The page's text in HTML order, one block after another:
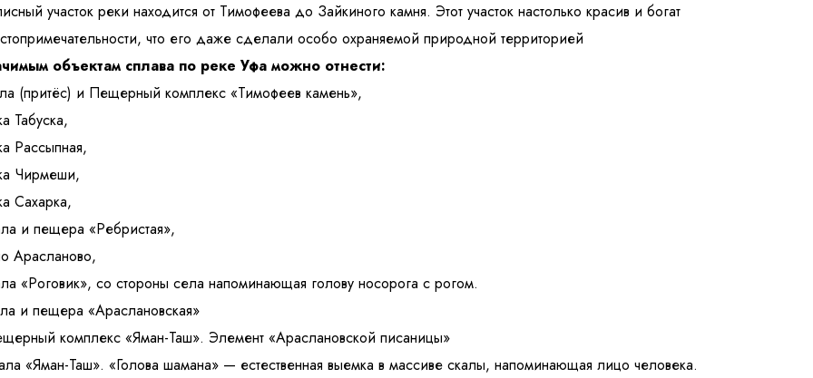
участок реки находится от Тимофеева до Зайкиного камня. Этот участок настолько красив и богат
что его даже сделали особо охраняемой природной территорией
объектам сплава по реке Уфа можно отнести:
(притёс) и Пещерный комплекс «Тимофеев камень»,
Табуска,
Рассыпная,
Чирмеши,
Сахарка,
и пещера «Ребристая»,
Арасланово,
«Роговик», со стороны села напоминающая голову носорога с рогом.
и пещера «Араслановская»
комплекс «Яман-Таш». Элемент «Араслановской писаницы»
«Яман-Таш». «Голова шамана» — естественная выемка в массиве скалы, напоминающая лицо человека.